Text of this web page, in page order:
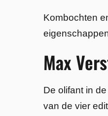
Kombochten
Max
De olifant in
van de vier